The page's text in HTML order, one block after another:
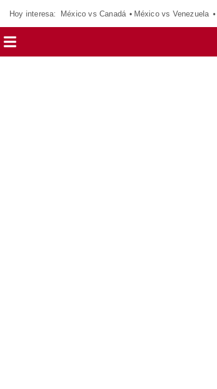
Hoy interesa: México vs Canadá México vs Venezuela